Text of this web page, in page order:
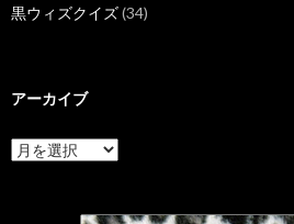
黒ウィズクイズ(34)
アーカイブ
ア
ー